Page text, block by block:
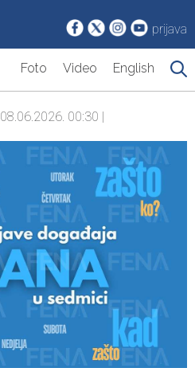
prijava
Foto Video English
00:30 |